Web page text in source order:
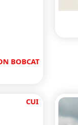
BOBCAT
CUI